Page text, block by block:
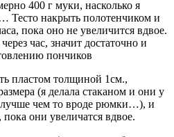
400 г муки, насколько я
Тесто накрыть полотенчиком и
пока оно не увеличится вдвое.
час, значит достаточно и
пончиков
пластом толщиной 1см.,
(я делала стаканом и они у
чем то вроде рюмки…), и
пока они увеличатся вдвое.